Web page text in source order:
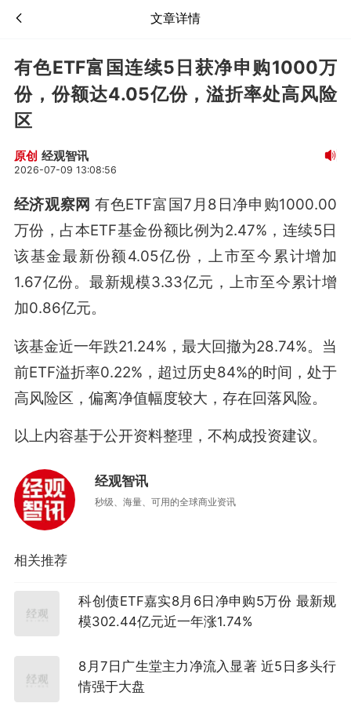
文章详情
有色ETF富国连续5日获净申购1000万
份，份额达4.05亿份，溢折率处高风险
区
原创 经观智讯
2026-07-09 13:08:56
经济观察网 有色ETF富国7月8日净申购1000.00
万份，占本ETF基金份额比例为2.47%，连续5日
该基金最新份额4.05亿份，上市至今累计增加
1.67亿份。最新规模3.33亿元，上市至今累计增
加0.86亿元。
该基金近一年跌21.24%，最大回撤为28.74%。当
前ETF溢折率0.22%，超过历史84%的时间，处于
高风险区，偏离净值幅度较大，存在回落风险。
以上内容基于公开资料整理，不构成投资建议。
经观智讯
秒级、海量、可用的全球商业资讯
相关推荐
科创债ETF嘉实8月6日净申购5万份 最新规
模302.44亿元近一年涨1.74%
8月7日广生堂主力净流入显著 近5日多头行
情强于大盘